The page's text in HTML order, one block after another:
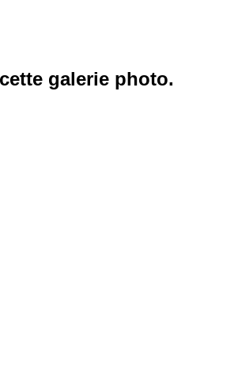
galerie photo.